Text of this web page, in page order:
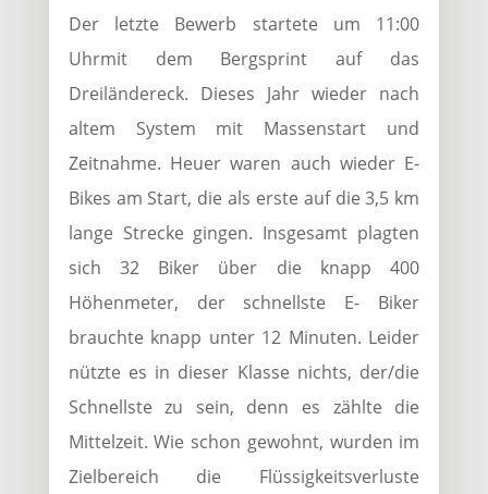
Der letzte Bewerb startete um 11:00
Uhrmit dem Bergsprint auf das
Dreiländereck. Dieses Jahr wieder nach
altem System mit Massenstart und
Zeitnahme. Heuer waren auch wieder E-
Bikes am Start, die als erste auf die 3,5 km
lange Strecke gingen. Insgesamt plagten
sich 32 Biker über die knapp 400
Höhenmeter, der schnellste E- Biker
brauchte knapp unter 12 Minuten. Leider
nützte es in dieser Klasse nichts, der/die
Schnellste zu sein, denn es zählte die
Mittelzeit. Wie schon gewohnt, wurden im
Zielbereich die Flüssigkeitsverluste